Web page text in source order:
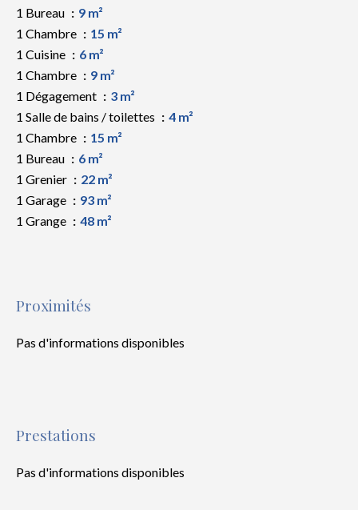
1 Bureau
9 m²
1 Chambre
15 m²
1 Cuisine
6 m²
1 Chambre
9 m²
1 Dégagement
3 m²
1 Salle de bains / toilettes
4 m²
1 Chambre
15 m²
1 Bureau
6 m²
1 Grenier
22 m²
1 Garage
93 m²
1 Grange
48 m²
Proximités
Pas d'informations disponibles
Prestations
Pas d'informations disponibles